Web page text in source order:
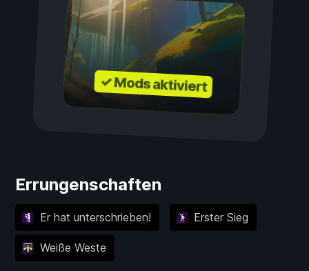
✓ Mods aktiviert
Errungenschaften
Er hat unterschrieben! Erster Sieg
Weiße Weste